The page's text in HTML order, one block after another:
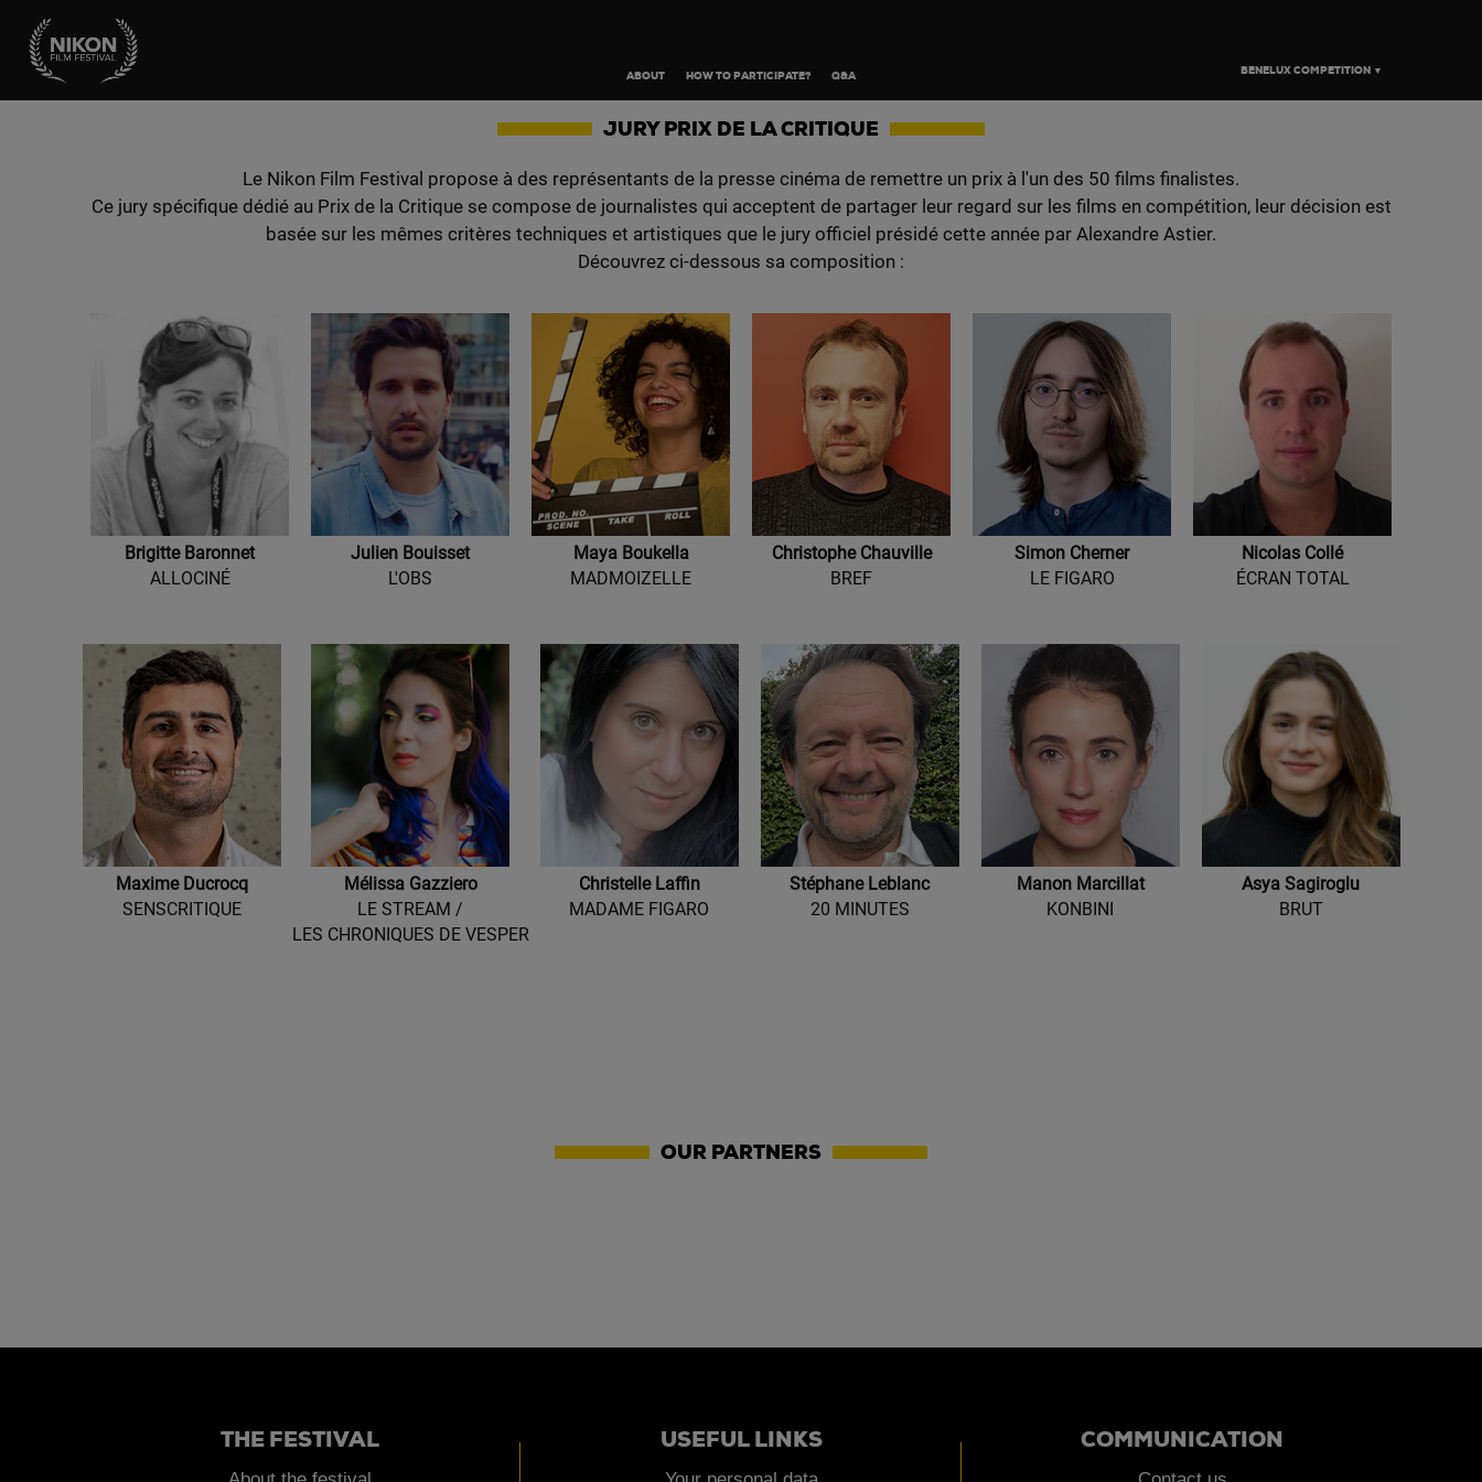
ABOUT HOW TO PARTICIPATE? Q&A BENELUX COMPETITION ▼
JURY PRIX DE LA CRITIQUE
Le Nikon Film Festival propose à des représentants de la presse cinéma de remettre un prix à l'un des 50 films finalistes.
Ce jury spécifique dédié au Prix de la Critique se compose de journalistes qui acceptent de partager leur regard sur les films en compétition, leur décision est
basée sur les mêmes critères techniques et artistiques que le jury officiel présidé cette année par Alexandre Astier.
Découvrez ci-dessous sa composition :
Brigitte Baronnet
ALLOCINÉ
Julien Bouisset
L'OBS
Maya Boukella
MADMOIZELLE
Christophe Chauville
BREF
Simon Cherner
LE FIGARO
Nicolas Collé
ÉCRAN TOTAL
Maxime Ducrocq
SENSCRITIQUE
Mélissa Gazziero
LE STREAM /
LES CHRONIQUES DE VESPER
Christelle Laffin
MADAME FIGARO
Stéphane Leblanc
20 MINUTES
Manon Marcillat
KONBINI
Asya Sagiroglu
BRUT
OUR PARTNERS
THE FESTIVAL USEFUL LINKS COMMUNICATION